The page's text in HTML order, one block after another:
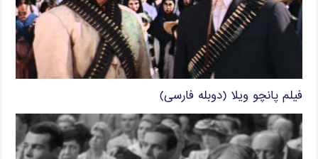
فیلم پانچو ویلا (دوبله فارسی)